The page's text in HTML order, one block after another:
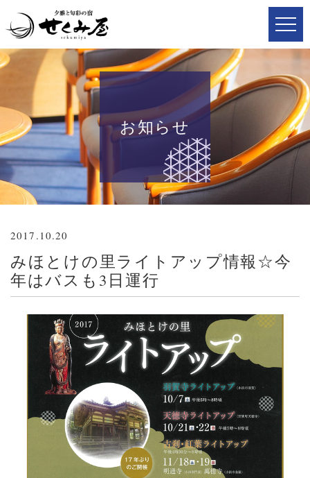
お知らせ
2017.10.20
みほとけの里ライトアップ情報☆今
年はバスも3日運行